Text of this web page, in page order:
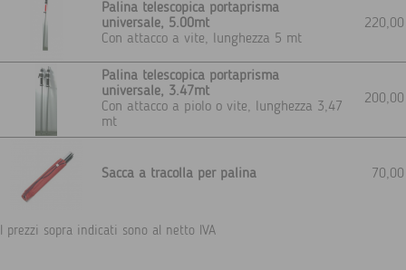
Palina telescopica portaprisma
universale, 5.00mt
Con attacco a vite, lunghezza 5 mt
Palina telescopica portaprisma
universale, 3.47mt
Con attacco a piolo o vite, lunghezza 3,47
mt
Sacca a tracolla per palina
I prezzi sopra indicati sono al netto IVA